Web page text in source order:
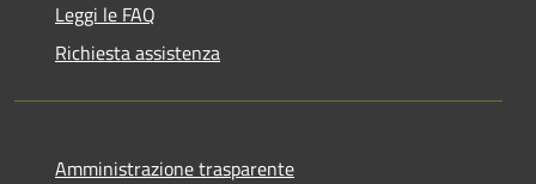
Leggi le FAQ
Richiesta assistenza
Amministrazione trasparente